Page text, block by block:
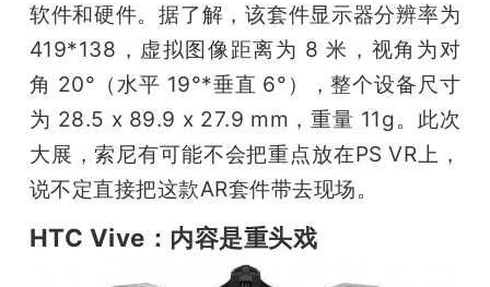
软件和硬件。据了解，该套件显示器分辨率为
419*138，虚拟图像距离为 8 米，视角为对
角 20°（水平 19°*垂直 6°），整个设备尺寸
为 28.5 x 89.9 x 27.9 mm，重量 11g。此次
大展，索尼有可能不会把重点放在PS VR上，
说不定直接把这款AR套件带去现场。
HTC Vive：内容是重头戏